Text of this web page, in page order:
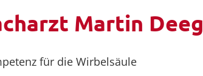
Martin Deeg
für die Wirbelsäule